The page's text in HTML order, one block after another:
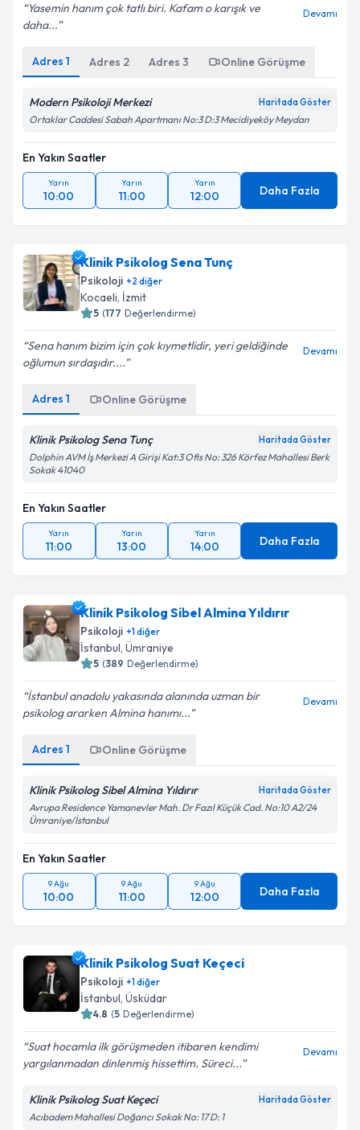
Yasemin hanım çok tatlı biri. Kafam o karışık ve
daha...
Devamı
Adres 1 Adres 2 Adres 3 Online Görüşme
Modern Psikoloji Merkezi Haritada Göster
Ortaklar Caddesi Sabah Apartmanı No:3 D:3 Mecidiyeköy Meydan
En Yakın Saatler
Yarın
10:00
Yarın
11:00
Yarın
12:00 Daha Fazla
Klinik Psikolog Sena Tunç
Psikoloji +2 diğer
Kocaeli, İzmit
5 (177 Değerlendirme)
Sena hanım bizim için çok kıymetlidir, yeri geldiğinde
oğlumun sırdaşıdır....
Devamı
Adres 1 Online Görüşme
Klinik Psikolog Sena Tunç Haritada Göster
Dolphin AVM İş Merkezi A Girişi Kat:3 Ofis No: 326 Körfez Mahallesi Berk
Sokak 41040
En Yakın Saatler
Yarın
11:00
Yarın
13:00
Yarın
14:00 Daha Fazla
Klinik Psikolog Sibel Almina Yıldırır
Psikoloji +1diğer
İstanbul, Ümraniye
5 (389 Değerlendirme)
İstanbul anadolu yakasında alanında uzman bir
psikolog ararken Almina hanımı...
Devamı
Adres 1 Online Görüşme
Klinik Psikolog Sibel Almina Yıldırır Haritada Göster
Avrupa Residence Yamanevler Mah. Dr Fazıl Küçük Cad. No:10 A2/24
Ümraniye/İstanbul
En Yakın Saatler
9 Ağu
10:00
9 Ağu
11:00
9 Ağu
12:00 Daha Fazla
Klinik Psikolog Suat Keçeci
Psikoloji +1diğer
İstanbul, Üsküdar
4.8 (5 Değerlendirme)
Suat hocamla ilk görüşmeden itibaren kendimi
yargılanmadan dinlenmiş hissettim. Süreci...
Devamı
Klinik Psikolog Suat Keçeci Haritada Göster
Acıbadem Mahallesi Doğancı Sokak No: 17 D: 1